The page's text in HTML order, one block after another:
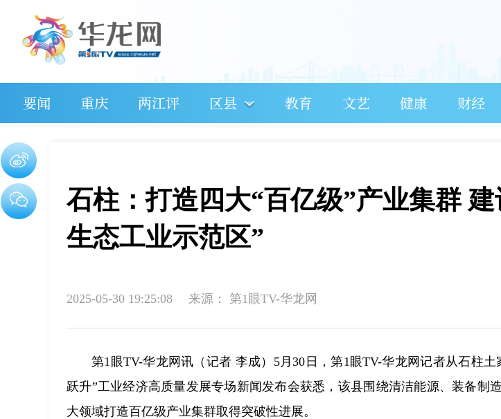
要闻 重庆 两江评 区县 教育 文艺 健康 财经
石柱：打造四大“百亿级”产业集群
生态工业示范区”
2025-05-30 19:25:08 来源： 第1眼TV-华龙网
第1眼TV-华龙网讯（记者 李成）5月30日，第1眼TV-华龙网记者从石柱
跃升”工业经济高质量发展专场新闻发布会获悉，该县围绕清洁能源、装备制
大领域打造百亿级产业集群取得突破性进展。